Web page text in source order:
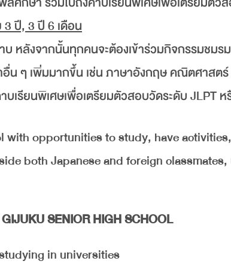
ปี, 3 ปี 6 เดือน
หลังจากนั้นทุกคนจะต้องเข้าร่วมกิจกรรมชมร
าอื่น ๆ เพิ่มมากขึ้น เช่น ภาษาอังกฤษ คณิตศาส
เรียนพิเศษเพื่อเตรียมตัวสอบวัดระดับ JLPT ห
with opportunities to study, have
both Japanese and foreign
SENIOR HIGH SCHOOL
in universities